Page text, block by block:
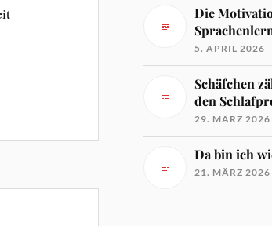
Die
5. APRIL 2026
Schäfchen
den
29. MÄRZ 2026
Da bin ich
21. MÄRZ 2026